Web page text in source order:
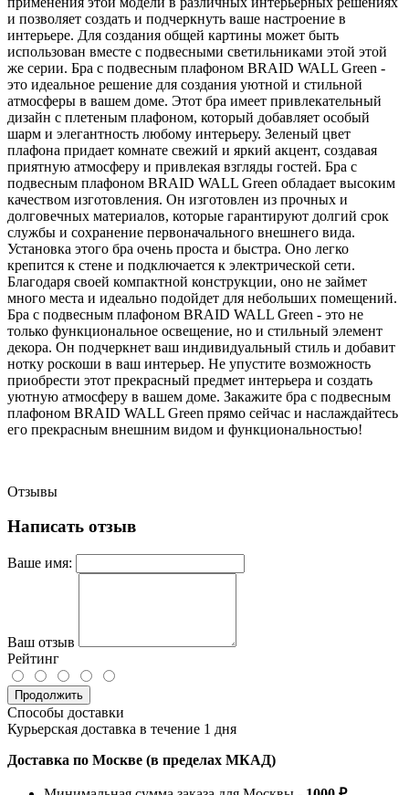
и позволяет создать и подчеркнуть ваше настроение в
интерьере. Для создания общей картины может быть
использован вместе с подвесными светильниками этой этой
же серии. Бра с подвесным плафоном BRAID WALL Green -
это идеальное решение для создания уютной и стильной
атмосферы в вашем доме. Этот бра имеет привлекательный
дизайн с плетеным плафоном, который добавляет особый
шарм и элегантность любому интерьеру. Зеленый цвет
плафона придает комнате свежий и яркий акцент, создавая
приятную атмосферу и привлекая взгляды гостей. Бра с
подвесным плафоном BRAID WALL Green обладает высоким
качеством изготовления. Он изготовлен из прочных и
долговечных материалов, которые гарантируют долгий срок
службы и сохранение первоначального внешнего вида.
Установка этого бра очень проста и быстра. Оно легко
крепится к стене и подключается к электрической сети.
Благодаря своей компактной конструкции, оно не займет
много места и идеально подойдет для небольших помещений.
Бра с подвесным плафоном BRAID WALL Green - это не
только функциональное освещение, но и стильный элемент
декора. Он подчеркнет ваш индивидуальный стиль и добавит
нотку роскоши в ваш интерьер. Не упустите возможность
приобрести этот прекрасный предмет интерьера и создать
уютную атмосферу в вашем доме. Закажите бра с подвесным
плафоном BRAID WALL Green прямо сейчас и наслаждайтесь
его прекрасным внешним видом и функциональностью!
Отзывы
Написать отзыв
Ваше имя:
Ваш отзыв
Рейтинг
Продолжить
Способы доставки
Курьерская доставка в течение 1 дня
Доставка по Москве (в пределах МКАД)